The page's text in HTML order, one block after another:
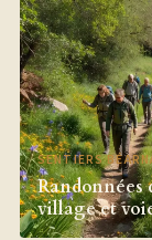
SENTIERS
Randonnées
village et